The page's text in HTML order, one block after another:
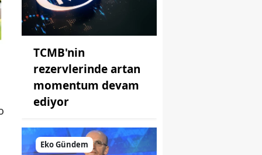
TCMB'nin
rezervlerinde artan
momentum devam
ediyor
Eko Gündem